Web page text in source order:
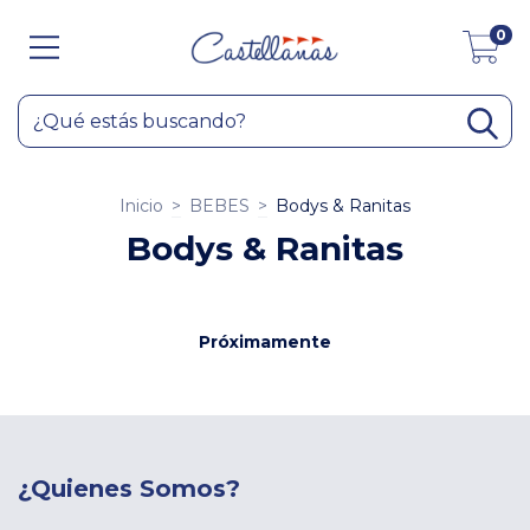
0
Inicio > BEBES > Bodys & Ranitas
Bodys & Ranitas
Próximamente
¿Quienes Somos?